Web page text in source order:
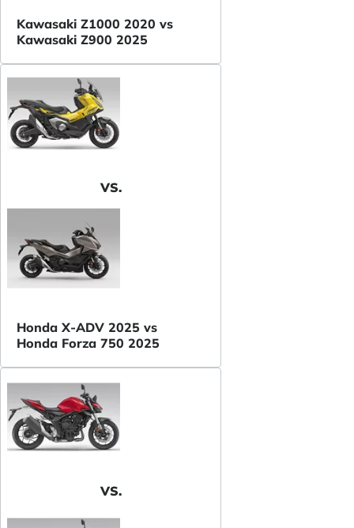
Kawasaki Z1000 2020 vs
Kawasaki Z900 2025
VS.
Honda X-ADV 2025 vs
Honda Forza 750 2025
VS.